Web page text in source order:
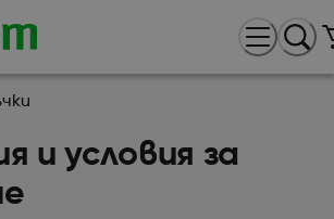
и условия за